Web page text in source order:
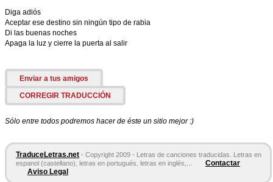
Diga adiós
Aceptar ese destino sin ningún tipo de rabia
Di las buenas noches
Apaga la luz y cierre la puerta al salir
Enviar a tus amigos
CORREGIR TRADUCCIÓN
Sólo entre todos podremos hacer de éste un sitio mejor :)
TraduceLetras.net - Copyright 2009 - Letras de canciones traducidas. Letras en
espanol (castellano), letras en portugués, letras en inglés,...
Contactar
Aviso Legal